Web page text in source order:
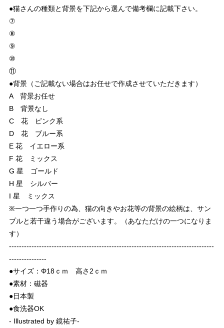
●猫さんの種類と背景を下記から選んで備考欄に記載下さい。
⑦
⑧
⑨
⑩
⑪
●背景（ご記載ない場合はお任せで作成させていただきます）
A 背景お任せ
B 背景なし
C 花 ピンク系
D 花 ブルー系
E 花 イエロー系
F 花 ミックス
G 星 ゴールド
H 星 シルバー
I 星 ミックス
※一つ一つ手作りの為、猫の向きやお花等の背景の絵柄は、サン
プルと若干違う場合がございます。（あなただけの一つになりま
す）
----------------------------------------------------------------------------------
---------------
●サイズ：Φ18ｃｍ 高さ2ｃｍ
●素材：磁器
●日本製
●食洗器OK
- Illustrated by 鏡祐子-